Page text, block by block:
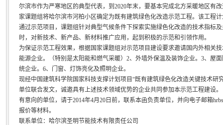
尔滨市作为严寒地区的典型代表，到2020年末，要基本完成北方采暖地区有
家课题组将哈尔滨市河柏小区确定为既有建筑绿色化改造示范工程。该工程
通过示范项目，课题组针对典型气候条件下探索实施绿色化改造的技术指标
时，对新技术、新产品、新材料推广应用，起到积极的示范和引领作用。
为保证示范工程效果，根据国家课题组对示范项目建设要求邀请国内外相关
能源企业。（特别是太阳能和燃气采暖）2、外墙外保温及装饰企业。3、屋
统企业。6、门窗、灯饰亮化及照明企业。
现经中国建筑科学院国家科技支撑计划项目“既有建筑绿色化改造关键技术
单位联合发文，诚邀具有上述技术领域优势的企业共同参加本示范工程建设。
有意向的单位，请于2014年4月20日前，联系本函负责单位，并向电子邮箱
报价等材料。
联系单位：哈尔滨圣明节能技术有限责任公司